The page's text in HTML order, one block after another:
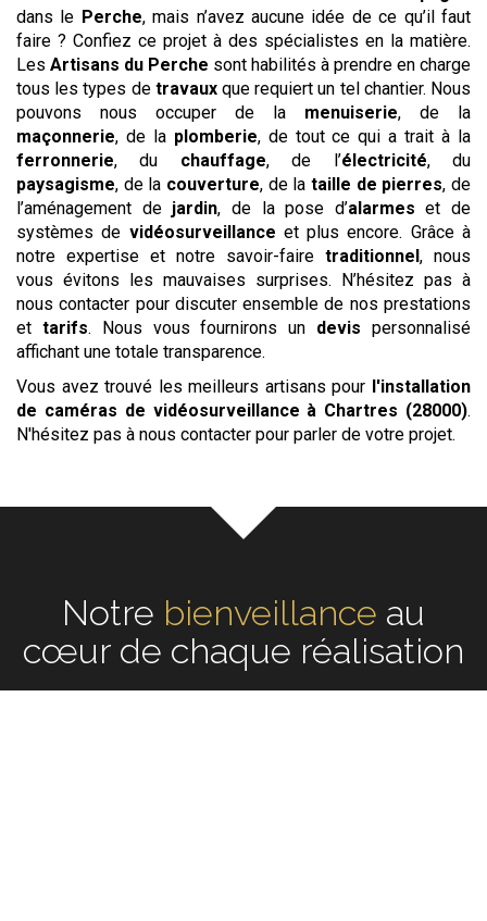
dans le Perche, mais n’avez aucune idée de ce qu’il faut
faire ? Confiez ce projet à des spécialistes en la matière.
Les Artisans du Perche sont habilités à prendre en charge
tous les types de travauxque requiert un tel chantier. Nous
pouvons nous occuper de la menuiserie, de la
maçonnerie, de la plomberie, de tout ce qui a trait à la
ferronnerie, du chauffage, de l’électricité, du
paysagisme, de la couverture, de la taille de pierres, de
l’aménagement de jardin, de la pose d’alarmes et de
systèmes de vidéosurveillance et plus encore. Grâce à
notre expertise et notre savoir-faire traditionnel, nous
vous évitons les mauvaises surprises. N’hésitez pas à
nous contacter pour discuter ensemble de nos prestations
et tarifs. Nous vous fournirons un devis personnalisé
affichant une totale transparence.
Vous avez trouvé les meilleurs artisans pour l'installation
de caméras de vidéosurveillance à Chartres (28000).
N'hésitez pas à nous contacter pour parler de votre projet.
Notreécouteau cœur de
chaque réalisation